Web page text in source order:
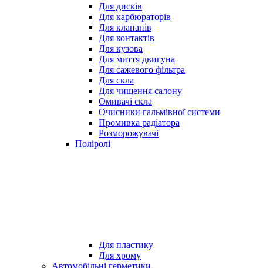
Для дисків
Для карбюраторів
Для клапанів
Для контактів
Для кузова
Для миття двигуна
Для сажевого фільтра
Для скла
Для чищення салону
Омивачі скла
Очисники гальмівної системи
Промивка радіатора
Розморожувачі
Поліролі
Для пластику
Для хрому
Автомобільні герметики